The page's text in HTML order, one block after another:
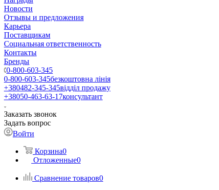
Новости
Отзывы и предложения
Карьера
Поставщикам
Социальная ответственность
Контакты
Бренды
0-800-603-345
0-800-603-345безкоштовна лінія
+380482-345-345відділ продажу
+38050-463-63-17консультант
Заказать звонок
Задать вопрос
Войти
Корзина0
Отложенные0
Сравнение товаров0